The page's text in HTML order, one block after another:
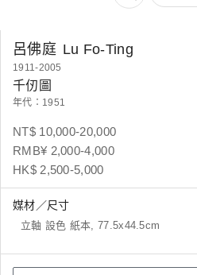
呂佛庭 Lu Fo-Ting
1911-2005
千仞圖
年代：1951
NT$ 10,000-20,000
RMB¥ 2,000-4,000
HK$ 2,500-5,000
媒材／尺寸
立軸 設色 紙本, 77.5x44.5cm